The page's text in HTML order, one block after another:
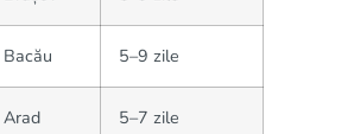
Bacău 5–9 zile
Arad 5–7 zile